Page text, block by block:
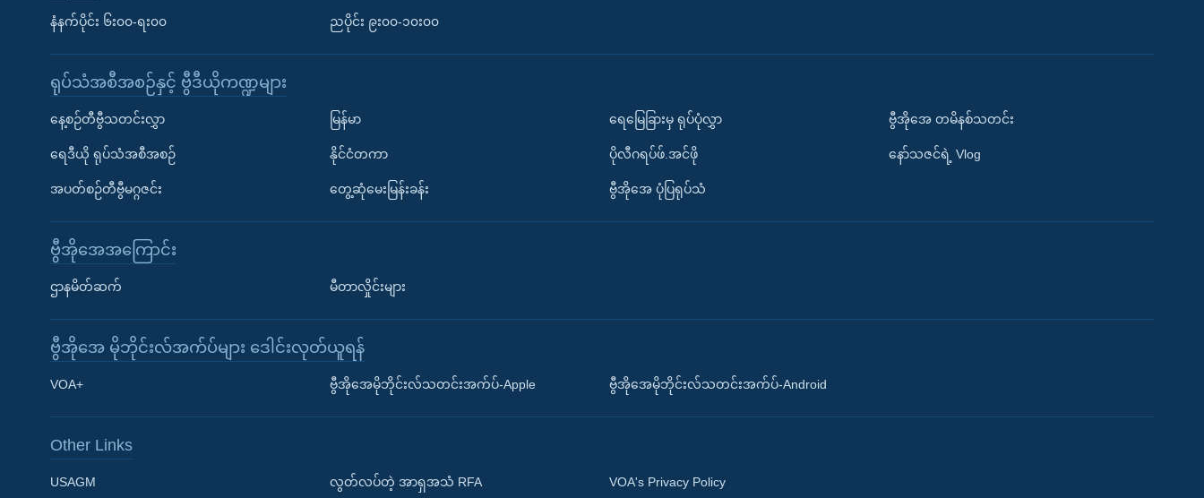
Learning English
နံနက်ပိုင်း ၆း၀၀-ရး၀၀ ညပိုင်း ၉း၀၀-၁၀း၀၀
ရုပ်သံအစီအစဉ်နှင့် ဗွီဒီယိုကဏ္ဍများ
နေ့စဉ်တီဗွီသတင်းလွှာ
ရေဒီယို ရုပ်သံအစီအစဉ်
အပတ်စဉ်တီဗွီမဂ္ဂဇင်း
မြန်မာ
နိုင်ငံတကာ
တွေ့ဆုံမေးမြန်းခန်း
ရေမြေခြားမှ ရုပ်ပုံလွှာ
ပိုလီဂရပ်ဖ်.အင်ဖို
ဗွီအိုအေ ပုံပြရုပ်သံ
ဗွီအိုအေ တမိနစ်သတင်း
နော်သဇင်ရဲ့ Vlog
ဗွီအိုအေအကြောင်း
ဌာနမိတ်ဆက် မီတာလှိုင်းများ
ဗွီအိုအေ မိုဘိုင်းလ်အက်ပ်များ ဒေါင်းလုတ်ယူရန်
VOA+ ဗွီအိုအေမိုဘိုင်းလ်သတင်းအက်ပ်-Apple ဗွီအိုအေမိုဘိုင်းလ်သတင်းအက်ပ်-Android
Other Links
USAGM လွတ်လပ်တဲ့ အာရှအသံ RFA VOA's Privacy Policy